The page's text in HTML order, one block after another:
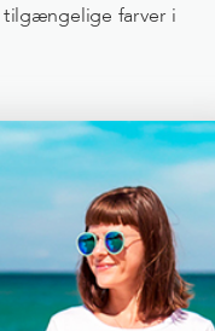
tilgængelige farver i